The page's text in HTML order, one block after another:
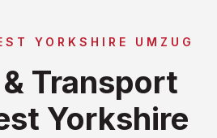
YORKSHIRE UMZUG
Transport
Yorkshire